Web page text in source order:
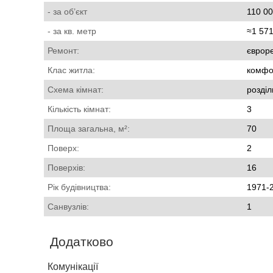
- за об’єкт
110
- за кв. метр
≈1
Ремонт:
Клас житла:
Схема кімнат:
Кількість кімнат:
3
Площа загальна, м²:
70
Поверх:
2
Поверхів:
16
Рік будівництва:
1971-
Санвузлів:
1
Додатково
Комунікації